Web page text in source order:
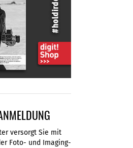
versorgt Sie mit
Foto- und Imaging-